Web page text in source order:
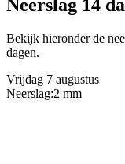
Neerslag 14
Bekijk hieronder de
dagen.
Vrijdag 7 augustus
Neerslag:2 mm